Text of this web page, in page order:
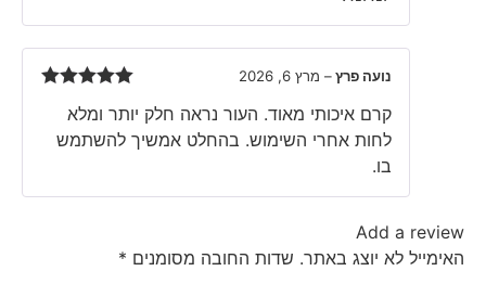
of 5
נועה פרץ– מרץ 6, 2026
קרם איכותי מאוד. העור נראה חלק יותר ומלא
לחות אחרי השימוש. בהחלט אמשיך להשתמש
בו.
Add a review
האימייל לא יוצג באתר. שדות החובה מסומנים *